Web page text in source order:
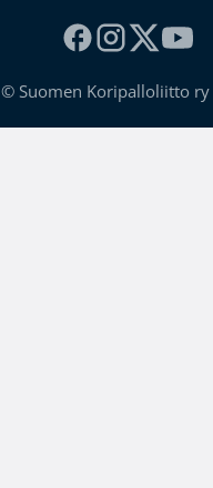
© Suomen Koripalloliitto ry